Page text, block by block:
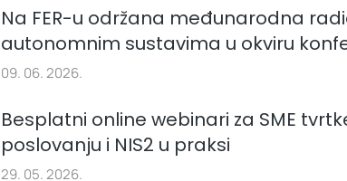
Na FER-u održana međunarodna
autonomnim sustavima u okviru
09. 06. 2026.
Besplatni online webinari za SME
poslovanju i NIS2 u praksi
29. 05. 2026.